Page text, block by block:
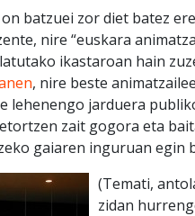
batzuei zor diet batez
nire “euskara
ikastaroan hain
, nire beste
lehenengo jarduera
zait gogora eta
gaiaren inguruan egin
(Temati,
zidan